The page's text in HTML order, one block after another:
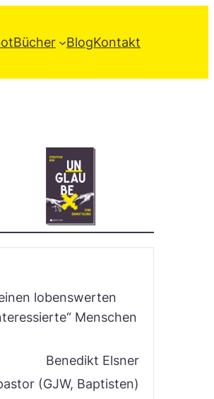
Bücher BlogKontakt
lobenswerten
Menschen
Benedikt Elsner
(GJW, Baptisten)